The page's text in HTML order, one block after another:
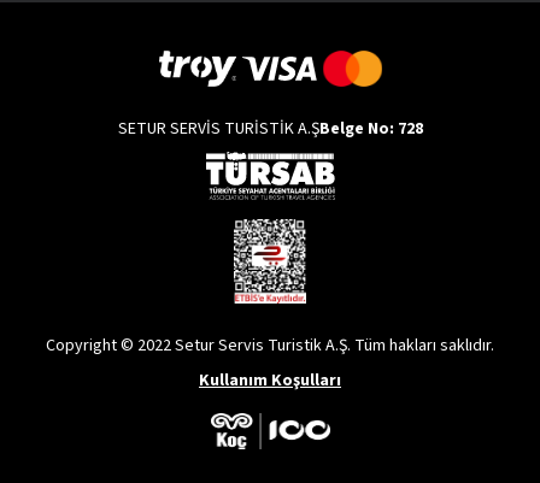
SETUR SERVİS TURİSTİK A.ŞBelge No: 728
Copyright © 2022 Setur Servis Turistik A.Ş. Tüm hakları saklıdır.
Kullanım Koşulları